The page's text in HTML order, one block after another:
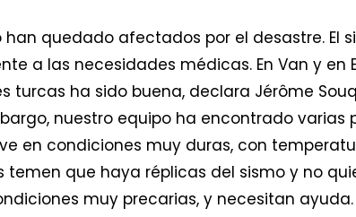
han quedado afectados por el desastre. El
a las necesidades médicas. En Van y en
turcas ha sido buena, declara Jérôme
nuestro equipo ha encontrado
en condiciones muy duras, con
temen que haya réplicas del sismo y no
muy precarias, y necesitan ayuda.